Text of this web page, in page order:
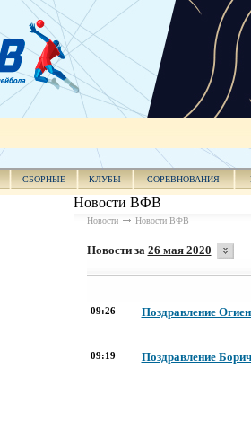
СБОРНЫЕ КЛУБЫ СОРЕВНОВАНИЯ
Новости ВФВ
Новости Новости ВФВ
Новости за 26 мая 2020
09:26 Поздравление
09:19 Поздравление